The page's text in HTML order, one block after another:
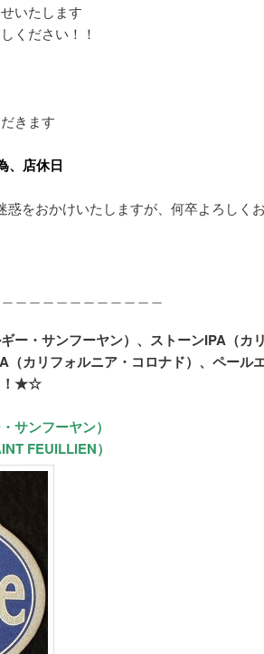
いたします
ください！！
きます
、店休日
惑をおかけいたしますが、何卒よろしく
・サンフーヤン）、ストーンIPA（カ
（カリフォルニア・コロナド）、ペー
！★☆
サンフーヤン）
FEUILLIEN）